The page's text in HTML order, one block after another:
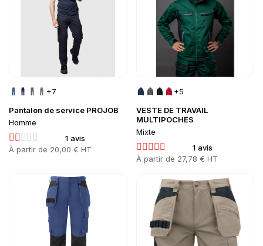
Pantalon de service PROJOB
Homme
1 avis
Prix
À partir de 20,00 € HT
+7
VESTE DE TRAVAIL
MULTIPOCHES
Mixte
1 avis
Prix
À partir de 27,78 € HT
+5
Go to product page Go to product page